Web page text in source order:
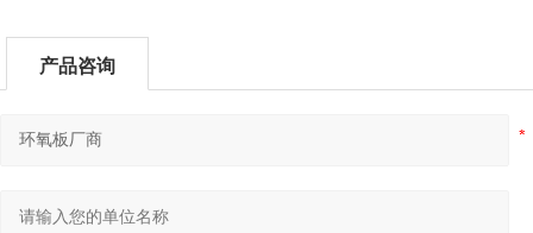
产品咨询